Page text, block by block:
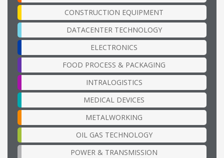
CONSTRUCTION EQUIPMENT
DATACENTER TECHNOLOGY
ELECTRONICS
FOOD PROCESS & PACKAGING
INTRALOGISTICS
MEDICAL DEVICES
METALWORKING
OIL GAS TECHNOLOGY
POWER & TRANSMISSION